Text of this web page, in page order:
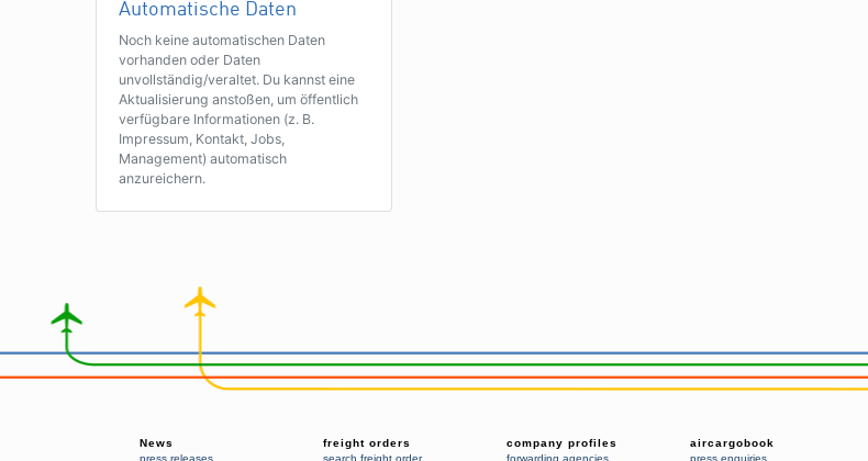
Automatische Daten
Noch keine automatischen Daten
vorhanden oder Daten
unvollständig/veraltet. Du kannst eine
Aktualisierung anstoßen, um öffentlich
verfügbare Informationen (z. B.
Impressum, Kontakt, Jobs,
Management) automatisch
anzureichern.
News
press releases
freight orders
search freight order
company profiles
forwarding agencies
aircargobook
press enquiries